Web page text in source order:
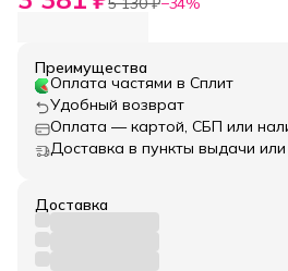
Преимущества
Оплата частями в Сплит
Удобный возврат
Оплата — картой, СБП или
Доставка в пункты выдачи
Доставка